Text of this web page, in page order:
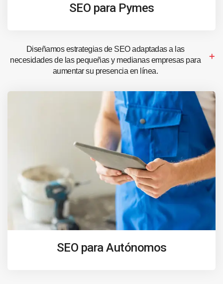
SEO para Pymes
Diseñamos estrategias de SEO adaptadas a las
necesidades de las pequeñas y medianas empresas para
aumentar su presencia en línea.
SEO para Autónomos